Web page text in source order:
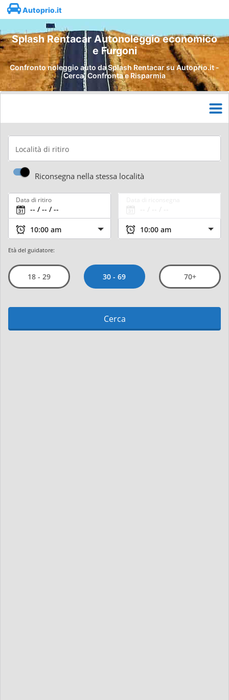
Autoprio.it
Splash Rentacar Autonoleggio economico
e Furgoni
Confronto noleggio auto da Splash Rentacar su Autoprio.it -
Cerca, Confronta e Risparmia
Località di ritiro
Riconsegna nella stessa località
Data di ritiro
Età del guidatore:
18 - 29 30 - 69 70+
Cerca